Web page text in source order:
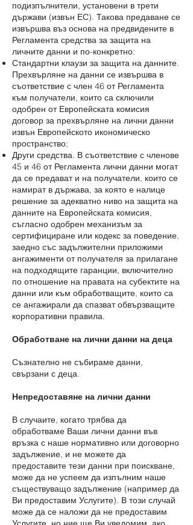
подизпълнители, установени в трети
държави (извън ЕС). Такова предаване се
извършва въз основа на предвидените в
Регламента средства за защита на
личните данни и по-конкретно:
Стандартни клаузи за защита на данните.
Прехвърляне на данни се извършва в
съответствие с член 46 от Регламента
към получатели, които са сключили
одобрен от Европейската комисия
договор за прехвърляне на лични данни
извън Европейското икономическо
пространство;
Други средства. В съответствие с членове
45 и 46 от Регламента лични данни могат
да се предават и на получатели, които се
намират в държава, за която е налице
решение за адекватно ниво на защита на
данните на Европейската комисия,
съгласно одобрен механизъм за
сертифициране или кодекс за поведение,
заедно със задължителни приложими
ангажименти от получателя за прилагане
на подходящите гаранции, включително
по отношение на правата на субектите на
данни или към обработващите, които са
се ангажирали да спазват обвързващите
корпоративни правила.
Обработване на лични данни на деца
Съзнателно не събираме данни,
свързани с деца.
Непредоставяне на лични данни
В случаите, когато трябва да
обработваме Ваши лични данни във
връзка с наше нормативно или договорно
задължение, и не можете да
предоставите тези данни при поискване,
може да не успеем да изпълним наше
съществуващо задължение (например да
Ви предоставим Услугите). В този случай
може да се наложи да не предоставим